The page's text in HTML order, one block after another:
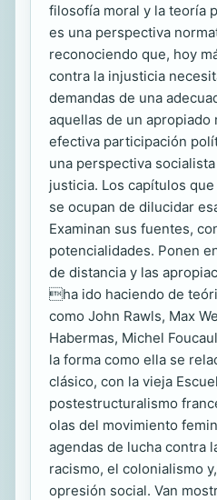
filosofía moral y la teoría
es una perspectiva
reconociendo que, hoy
contra la injusticia
demandas de una
aquellas de un
efectiva participación
una perspectiva
justicia. Los capítulos
se ocupan de dilucidar
Examinan sus fuentes,
potencialidades. Ponen
de distancia y las
ha ido haciendo de
como John Rawls, Max
Habermas, Michel
la forma como ella se
clásico, con la vieja
postestructuralismo
olas del movimiento
agendas de lucha contra
racismo, el colonialismo
opresión social. Van